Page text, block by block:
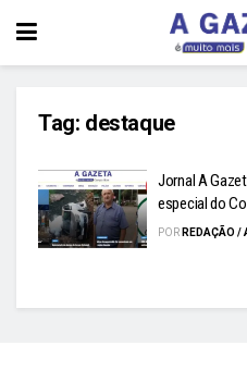
Tag: destaque
Jornal A
especial do
POR REDAÇÃO /